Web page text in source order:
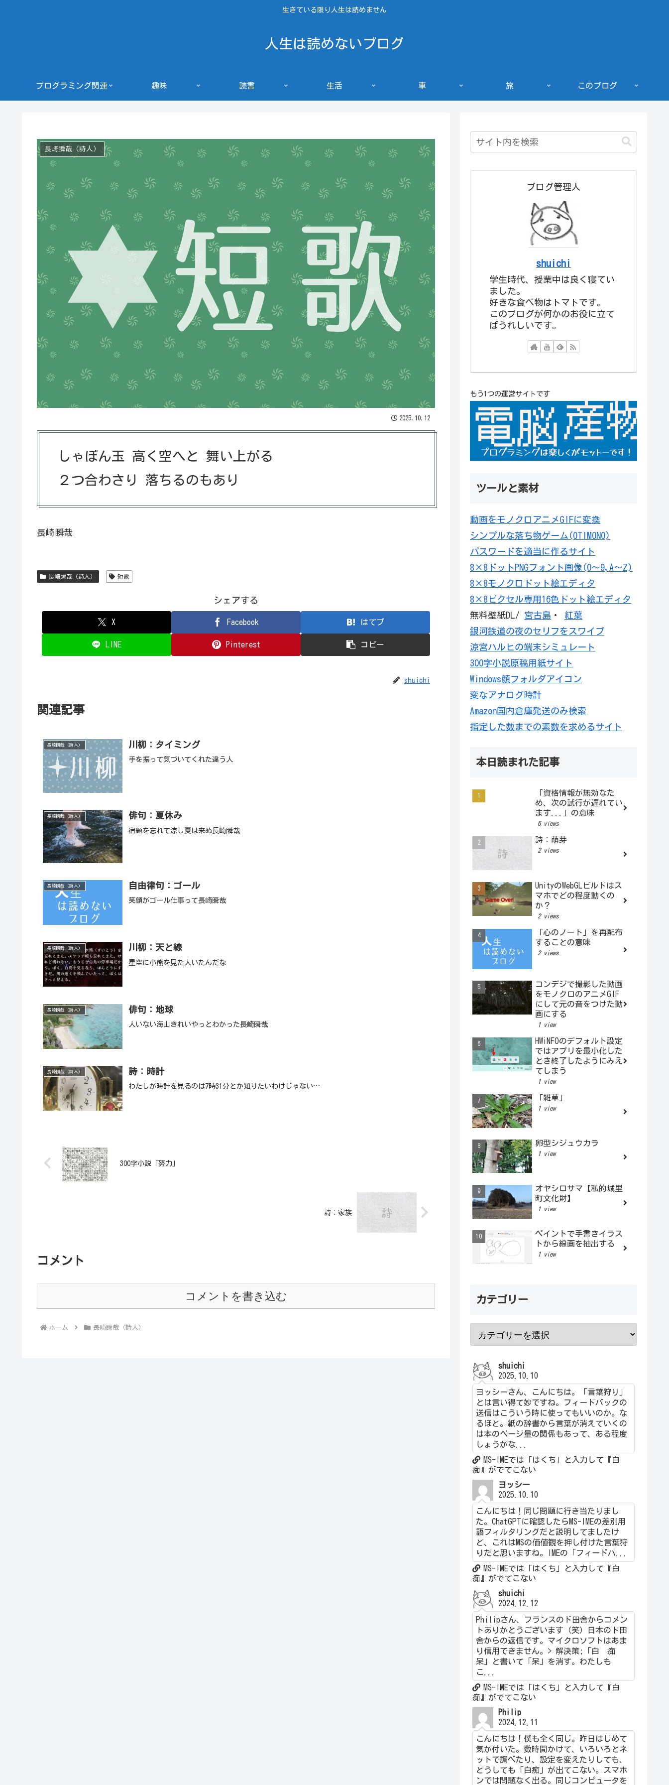
生きている限り人生は読めません
人生は読めないブログ
プログラミング関連 趣味 読書 生活 車 旅 このブログ
長崎瞬哉（詩人）
2025.10.12
しゃぼん玉 高く空へと 舞い上がる
２つ合わさり 落ちるのもあり
長崎瞬哉
長崎瞬哉（詩人） 短歌
シェアする
X Facebook はてブ
LINE Pinterest コピー
shuichi
関連記事
長崎瞬哉（詩人） 川柳：タイミング
手を振って気づいてくれた違う人
長崎瞬哉（詩人） 俳句：夏休み
宿題を忘れて涼し夏は来ぬ長崎瞬哉
長崎瞬哉（詩人） 自由律句：ゴール
笑顔がゴール仕事って長崎瞬哉
長崎瞬哉（詩人） 川柳：天と線
星空に小熊を見た人いたんだな
長崎瞬哉（詩人） 俳句：地球
人いない海山きれいやっとわかった長崎瞬哉
長崎瞬哉（詩人） 詩：時計
わたしが時計を見るのは7時31分とか知りたいわけじゃない…
300字小説「努力」
詩：家族
コメント
コメントを書き込む
ホーム 長崎瞬哉（詩人）
ブログ管理人
shuichi
学生時代、授業中は良く寝てい
ました。
好きな食べ物はトマトです。
このブログが何かのお役に立て
ばうれしいです。
もう1つの運営サイトです
ツールと素材
動画をモノクロアニメGIFに変換
シンプルな落ち物ゲーム(OTIMONO)
パスワードを適当に作るサイト
8×8ドットPNGフォント画像(0～9,A～Z)
8×8モノクロドット絵エディタ
8×8ピクセル専用16色ドット絵エディタ
無料壁紙DL/ 宮古島 ・ 紅葉
銀河鉄道の夜のセリフをスワイプ
涼宮ハルヒの端末シミュレート
300字小説原稿用紙サイト
Windows顔フォルダアイコン
変なアナログ時計
Amazon国内倉庫発送のみ検索
指定した数までの素数を求めるサイト
本日読まれた記事
「資格情報が無効なた
め、次の試行が遅れてい
ます...」の意味
6 views
詩：萌芽
2 views
UnityのWebGLビルドはス
マホでどの程度動くの
か？
2 views
「心のノート」を再配布
することの意味
2 views
コンデジで撮影した動画
をモノクロのアニメGIF
にして元の音をつけた動
画にする
1 view
HWiNFOのデフォルト設定
ではアプリを最小化した
とき終了したようにみえ
てしまう
1 view
「雑草」
1 view
卵型シジュウカラ
1 view
オヤシロサマ【私的城里
町文化財】
1 view
ペイントで手書きイラス
トから線画を抽出する
1 view
カテゴリー
shuichi
2025.10.10
ヨッシーさん、こんにちは。「言葉狩り」
とは言い得て妙ですね。フィードバックの
送信はこういう時に使ってもいいのか。な
るほど。紙の辞書から言葉が消えていくの
は本のページ量の関係もあって、ある程度
しょうがな...
MS-IMEでは「はくち」と入力して『白
痴』がでてこない
ヨッシー
2025.10.10
こんにちは！同じ問題に行き当たりまし
た。ChatGPTに確認したらMS-IMEの差別用
語フィルタリングだと説明してましたけ
ど、これはMSの価値観を押し付けた言葉狩
りだと思いますね。IMEの「フィードバ...
MS-IMEでは「はくち」と入力して『白
痴』がでてこない
shuichi
2024.12.12
Philipさん、フランスのド田舎からコメン
トありがとうございます（笑）日本のド田
舎からの返信です。マイクロソフトはあま
り信用できません。> 解決策;「白 痴
呆」と書いて「呆」を消す。わたしも
こ...
MS-IMEでは「はくち」と入力して『白
痴』がでてこない
Philip
2024.12.11
こんにちは！僕も全く同じ。昨日はじめて
気が付いた。数時間かけて、いろいろとネ
ットで調べたり、設定を変えたりしても、
どうしても「白痴」が出てこない。スマホ
ンでは問題なく出る。同じコンピュータを